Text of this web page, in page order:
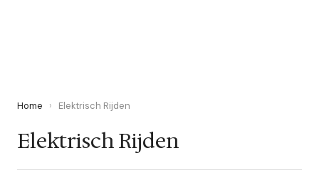
Home › Elektrisch Rijden
Elektrisch Rijden